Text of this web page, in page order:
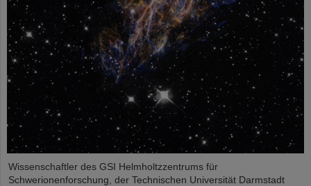
Wissenschaftler des GSI Helmholtzzentrums für
Schwerionenforschung, der Technischen Universität Darmstadt